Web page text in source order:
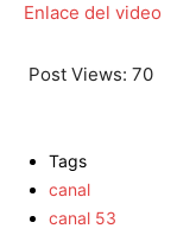
Enlace del video
Post Views: 70
Tags
canal
canal 53